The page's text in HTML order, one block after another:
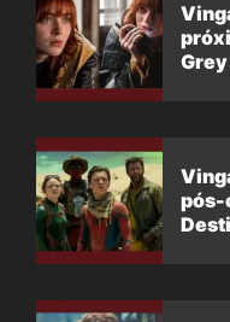
pós-